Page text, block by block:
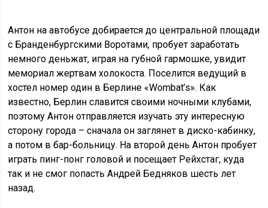
Антон на автобусе добирается до центральной площади
с Бранденбургскими Воротами, пробует заработать
немного деньжат, играя на губной гармошке, увидит
мемориал жертвам холокоста. Поселится ведущий в
хостел номер один в Берлине «Wombat’s». Как
известно, Берлин славится своими ночными клубами,
поэтому Антон отправляется изучать эту интересную
сторону города – сначала он заглянет в диско-кабинку,
а потом в бар-больницу. На второй день Антон пробует
играть пинг-понг головой и посещает Рейхстаг, куда
так и не смог попасть Андрей Бедняков шесть лет
назад.